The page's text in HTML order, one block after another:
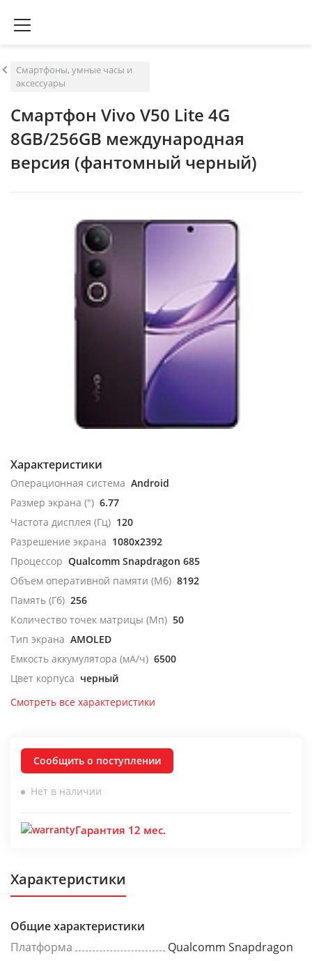
Смартфоны, умные часы и
аксессуары
Смартфон Vivo V50 Lite 4G
8GB/256GB международная
версия (фантомный черный)
Характеристики
Операционная система Android
Размер экрана (") 6.77
Частота дисплея (Гц) 120
Разрешение экрана 1080x2392
Процессор Qualcomm Snapdragon 685
Объем оперативной памяти (Мб) 8192
Память (Гб) 256
Количество точек матрицы (Мп) 50
Тип экрана AMOLED
Емкость аккумулятора (мА/ч) 6500
Цвет корпуса черный
Смотреть все характеристики
Сообщить о поступлении
Нет в наличии
Гарантия 12 мес.
Характеристики
Общие характеристики
Платформа
Qualcomm Snapdragon